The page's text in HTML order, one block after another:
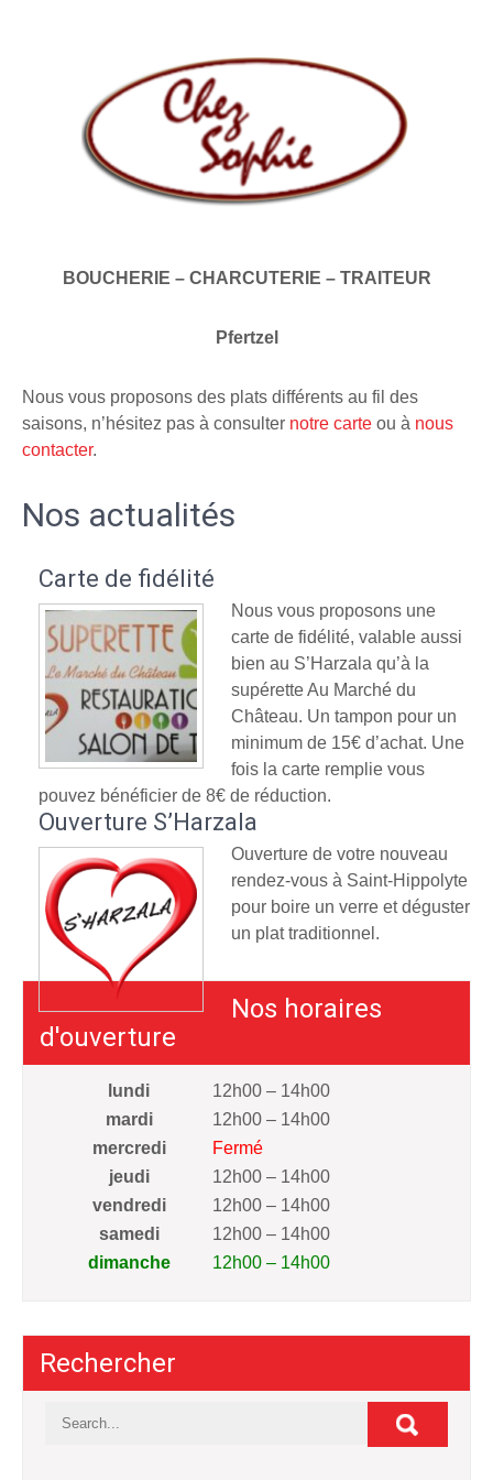
BOUCHERIE – CHARCUTERIE – TRAITEUR
Pfertzel
Nous vous proposons des plats différents au fil des
saisons, n’hésitez pas à consulter notre carte ou à nous
contacter.
Nos actualités
Carte de fidélité
Nous vous proposons une
carte de fidélité, valable aussi
bien au S’Harzala qu’à la
supérette Au Marché du
Château. Un tampon pour un
minimum de 15€ d’achat. Une
fois la carte remplie vous
pouvez bénéficier de 8€ de réduction.
Ouverture S’Harzala
Ouverture de votre nouveau
rendez-vous à Saint-Hippolyte
pour boire un verre et déguster
un plat traditionnel.
Nos horaires
d'ouverture
lundi
12h00 – 14h00
mardi
12h00 – 14h00
mercredi
Fermé
jeudi
12h00 – 14h00
vendredi
12h00 – 14h00
samedi
12h00 – 14h00
dimanche
12h00 – 14h00
Rechercher